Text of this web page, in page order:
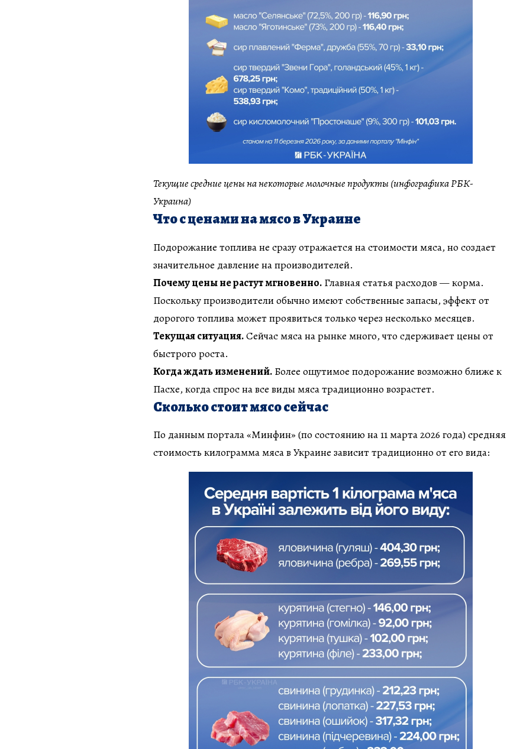
Текущие средние цены на некоторые молочные продукты (инфографика РБК-
Украина)
Что с ценами на мясо в Украине
Подорожание топлива не сразу отражается на стоимости мяса, но создает
значительное давление на производителей.
Почему цены не растут мгновенно. Главная статья расходов — корма.
Поскольку производители обычно имеют собственные запасы, эффект от
дорогого топлива может проявиться только через несколько месяцев.
Текущая ситуация.Сейчас мяса на рынке много, что сдерживает цены от
быстрого роста.
Когда ждать изменений. Более ощутимое подорожание возможно ближе к
Пасхе, когда спрос на все виды мяса традиционно возрастет.
Сколько стоит мясо сейчас
По данным портала «Минфин» (по состоянию на 11 марта 2026 года) средняя
стоимость килограмма мяса в Украине зависит традиционно от его вида: